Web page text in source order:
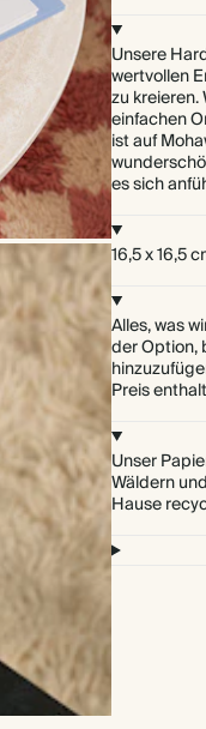
Unsere
wertvollen
zu
einfachen
ist auf
es sich
16,5 x 16,5
Alles, was
der Option,
Preis
Unser
Wäldern
Hause